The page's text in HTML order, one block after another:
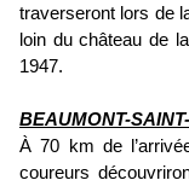
traverseront lors de
loin du château de
1947.
BEAUMONT-
À 70 km de
coureurs